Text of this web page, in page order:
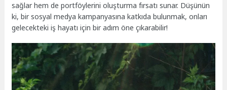
sağlar hem de portföylerini oluşturma fırsatı sunar. Düşünün
ki, bir sosyal medya kampanyasına katkıda bulunmak, onları
gelecekteki iş hayatı için bir adım öne çıkarabilir!